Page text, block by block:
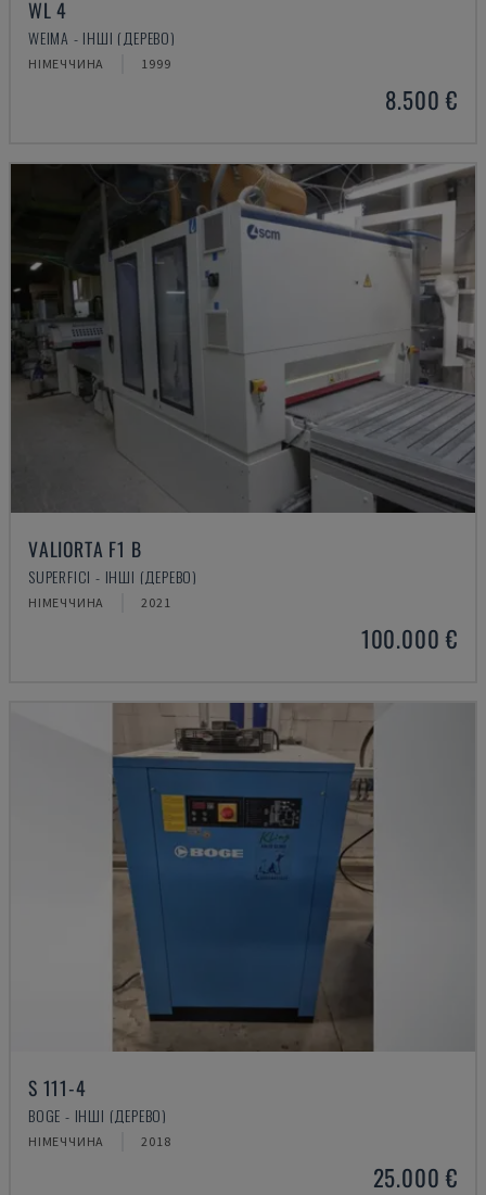
WL 4
WEIMA - ІНШІ (ДЕРЕВО)
НІМЕЧЧИНА 1999
8.500 €
VALIORTA F1 B
SUPERFICI - ІНШІ (ДЕРЕВО)
НІМЕЧЧИНА 2021
100.000 €
S 111-4
BOGE - ІНШІ (ДЕРЕВО)
НІМЕЧЧИНА 2018
25.000 €